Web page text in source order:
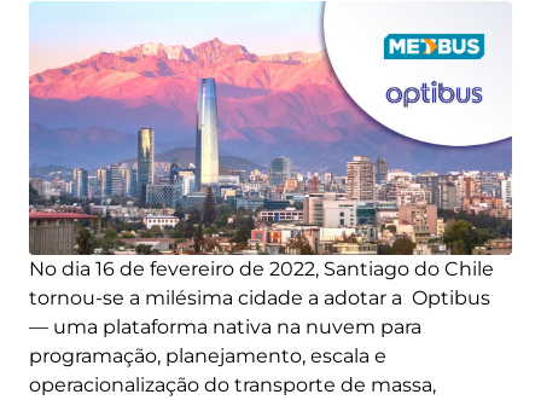
No dia 16 de fevereiro de 2022, Santiago do Chile
tornou-se a milésima cidade a adotar a Optibus
— uma plataforma nativa na nuvem para
programação, planejamento, escala e
operacionalização do transporte de massa,